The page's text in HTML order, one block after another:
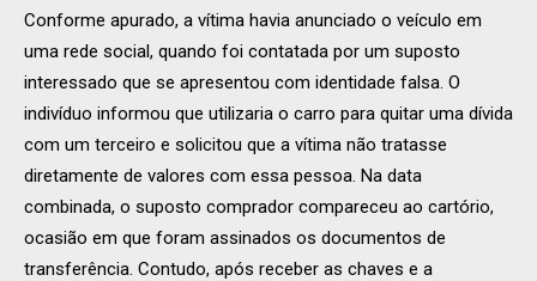
Conforme apurado, a vítima havia anunciado o veículo em
uma rede social, quando foi contatada por um suposto
interessado que se apresentou com identidade falsa. O
indivíduo informou que utilizaria o carro para quitar uma dívida
com um terceiro e solicitou que a vítima não tratasse
diretamente de valores com essa pessoa. Na data
combinada, o suposto comprador compareceu ao cartório,
ocasião em que foram assinados os documentos de
transferência. Contudo, após receber as chaves e a